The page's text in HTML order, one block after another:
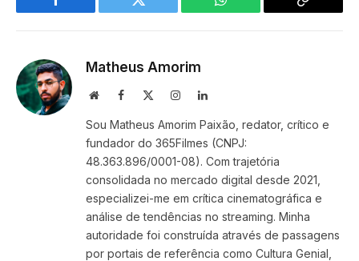
Facebook Twitter WhatsApp
Copy
Matheus Amorim
WebsiteFacebook InstagramLinkedIn
Sou Matheus Amorim Paixão, redator, crítico e
fundador do 365Filmes (CNPJ:
48.363.896/0001-08). Com trajetória
consolidada no mercado digital desde 2021,
especializei-me em crítica cinematográfica e
análise de tendências no streaming. Minha
autoridade foi construída através de passagens
por portais de referência como Cultura Genial,